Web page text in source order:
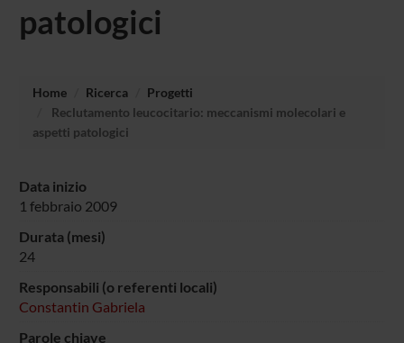
patologici
Home Ricerca
Progetti
Reclutamento leucocitario: meccanismi molecolari e
aspetti patologici
Data inizio
1 febbraio 2009
Durata (mesi)
24
Responsabili (o referenti locali)
Constantin Gabriela
Parole chiave